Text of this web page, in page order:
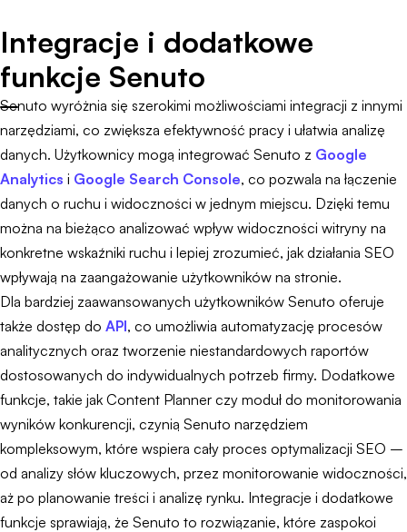
Integracje i dodatkowe
funkcje Senuto
Senuto wyróżnia się szerokimi możliwościami integracji z innymi
narzędziami, co zwiększa efektywność pracy i ułatwia analizę
danych. Użytkownicy mogą integrować Senuto z Google
Analytics i Google Search Console, co pozwala na łączenie
danych o ruchu i widoczności w jednym miejscu. Dzięki temu
można na bieżąco analizować wpływ widoczności witryny na
konkretne wskaźniki ruchu i lepiej zrozumieć, jak działania SEO
wpływają na zaangażowanie użytkowników na stronie.
Dla bardziej zaawansowanych użytkowników Senuto oferuje
także dostęp do API, co umożliwia automatyzację procesów
analitycznych oraz tworzenie niestandardowych raportów
dostosowanych do indywidualnych potrzeb firmy. Dodatkowe
funkcje, takie jak Content Planner czy moduł do monitorowania
wyników konkurencji, czynią Senuto narzędziem
kompleksowym, które wspiera cały proces optymalizacji SEO –
od analizy słów kluczowych, przez monitorowanie widoczności,
aż po planowanie treści i analizę rynku. Integracje i dodatkowe
funkcje sprawiają, że Senuto to rozwiązanie, które zaspokoi